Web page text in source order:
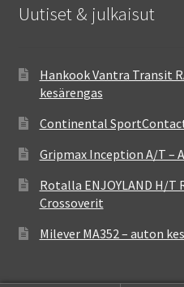
Uutiset & julkaisut
Hankook Vantra Transit
kesärengas
Continental
Gripmax Inception A/T –
Rotalla ENJOYLAND H/T
Crossoverit
Milever MA352 – auton